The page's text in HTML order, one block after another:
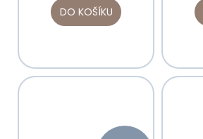
DO KOŠÍKU